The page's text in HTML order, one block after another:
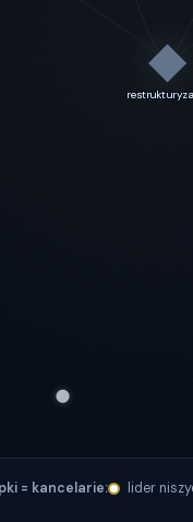
= kancelarie: lider niszy